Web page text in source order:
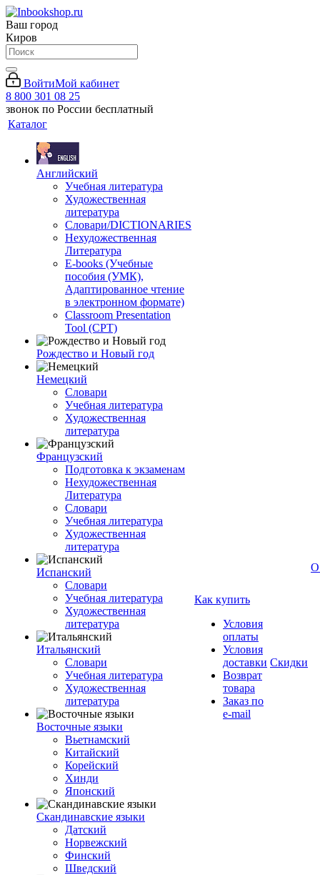
Ваш город
Киров
ВойтиМой кабинет
8 800 301 08 25
звонок по России бесплатный
Каталог
Английский
Учебная литература
Художественная
литература
Словари/DICTIONARIES
Нехудожественная
Литература
E-books (Учебные
пособия (УМК),
Адаптированное чтение
в электронном формате)
Classroom Presentation
Tool (CPT)
Рождество и Новый год
Немецкий
Словари
Учебная литература
Художественная
литература
Французский
Подготовка к экзаменам
Нехудожественная
Литература
Словари
Учебная литература
Художественная
литература
Испанский
Словари
Учебная литература
Художественная
литература
Итальянский
Словари
Учебная литература
Художественная
литература
Восточные языки
Вьетнамский
Китайский
Корейский
Хинди
Японский
Скандинавские языки
Датский
Норвежский
Финский
Шведский
Как купить
Условия
оплаты
Условия
доставки
Возврат
товара
Заказ по
e-mail
Скидки
О